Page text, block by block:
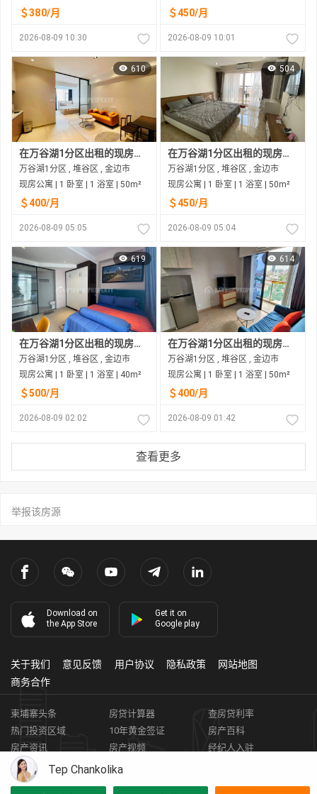
＄380/月
2026-08-09 10:30
＄450/月
2026-08-09 10:01
610
在万谷湖1分区出租的现房公寓
万谷湖1分区 , 堆谷区 , 金边市
现房公寓 | 1 卧室 | 1 浴室 | 50m²
＄400/月
2026-08-09 05:05
504
在万谷湖1分区出租的现房公寓
万谷湖1分区 , 堆谷区 , 金边市
现房公寓 | 1 卧室 | 1 浴室 | 50m²
＄450/月
2026-08-09 05:04
619
在万谷湖1分区出租的现房公寓
万谷湖1分区 , 堆谷区 , 金边市
现房公寓 | 1 卧室 | 1 浴室 | 40m²
＄500/月
2026-08-09 02:02
614
在万谷湖1分区出租的现房公寓
万谷湖1分区 , 堆谷区 , 金边市
现房公寓 | 1 卧室 | 1 浴室 | 50m²
＄400/月
2026-08-09 01:42
查看更多
举报该房源
Tep Chankolika
Download on
the App Store
Get it on
Google play
关于我们 意见反馈 用户协议 隐私政策
网站地图
商务合作
柬埔寨头条 房贷计算器
查房贷利率
热门投资区域
10年黄金签证
房产百科
房产资讯
房产视频
经纪人入驻
获取客资
柬埔寨房地产APP